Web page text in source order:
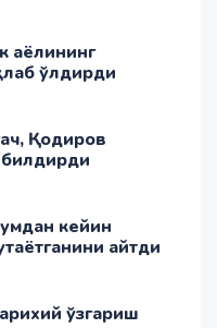
аёлининг
ўлдирди
Қодиров
кейин
айтди
ўзгариш